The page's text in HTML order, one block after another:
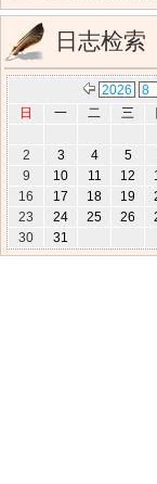
日志检索
日 一 二 三
2
3 4 5
9
10 11 12
16
17 18 19
23
24 25 26
30
31